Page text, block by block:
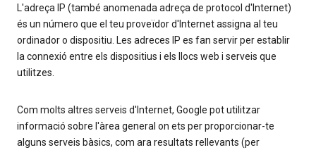
L'adreça IP (també anomenada adreça de protocol d'Internet)
és un número que el teu proveïdor d'Internet assigna al teu
ordinador o dispositiu. Les adreces IP es fan servir per establir
la connexió entre els dispositius i els llocs web i serveis que
utilitzes.
Com molts altres serveis d'Internet, Google pot utilitzar
informació sobre l'àrea general on ets per proporcionar-te
alguns serveis bàsics, com ara resultats rellevants (per